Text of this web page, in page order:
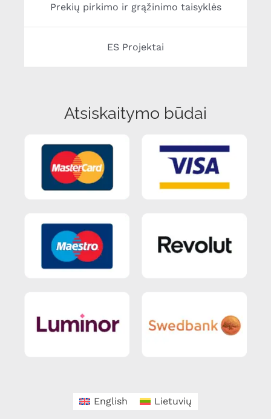
Prekių pirkimo ir grąžinimo taisyklės
ES Projektai
Atsiskaitymo būdai
English Lietuvių